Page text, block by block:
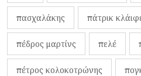
πασχαλάκης πάτρικ
πέδρος μαρτίνς πελέ
πέτρος κολοκοτρώνης